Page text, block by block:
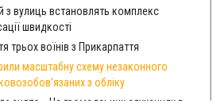
з вулиць встановлять комплекс
швидкості
трьох воїнів з Прикарпаття
масштабну схему незаконного
з обліку
знято». На громадських слуханнях в